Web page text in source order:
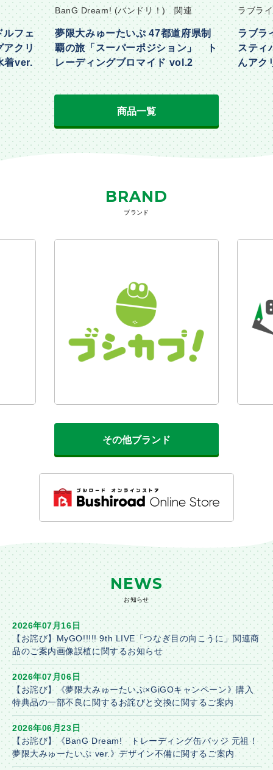
ルフェ
アクリ
着ver.
BanG Dream! (バンドリ！) 関連
夢限大みゅーたいぷ 47都道府県制
覇の旅「スーパーポジション」 ト
レーディングブロマイド vol.2
ラブラ
ラブラ
スティ
んアク
商品一覧
BRAND
ブランド
その他ブランド
NEWS
お知らせ
2026年07月16日
【お詫び】MyGO!!!!! 9th LIVE「つなぎ目の向こうに」関連商
品のご案内画像誤植に関するお知らせ
2026年07月06日
【お詫び】《夢限大みゅーたいぷ×GiGOキャンペーン》購入
特典品の一部不良に関するお詫びと交換に関するご案内
2026年06月23日
【お詫び】《BanG Dream! トレーディング缶バッジ 元祖！
夢限大みゅーたいぷ ver.》デザイン不備に関するご案内